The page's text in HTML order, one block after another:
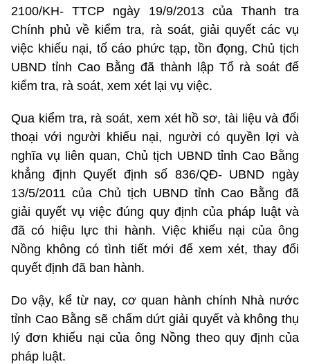
2100/KH- TTCP ngày 19/9/2013 của Thanh tra
Chính phủ về kiểm tra, rà soát, giải quyết các vụ
việc khiếu nại, tố cáo phức tạp, tồn đọng, Chủ tịch
UBND tỉnh Cao Bằng đã thành lập Tổ rà soát để
kiểm tra, rà soát, xem xét lại vụ việc.
Qua kiểm tra, rà soát, xem xét hồ sơ, tài liệu và đối
thoại với người khiếu nại, người có quyền lợi và
nghĩa vụ liên quan, Chủ tịch UBND tỉnh Cao Bằng
khẳng định Quyết định số 836/QĐ- UBND ngày
13/5/2011 của Chủ tịch UBND tỉnh Cao Bằng đã
giải quyết vụ việc đúng quy định của pháp luật và
đã có hiệu lực thi hành. Việc khiếu nại của ông
Nồng không có tình tiết mới để xem xét, thay đổi
quyết định đã ban hành.
Do vậy, kể từ nay, cơ quan hành chính Nhà nước
tỉnh Cao Bằng sẽ chấm dứt giải quyết và không thụ
lý đơn khiếu nại của ông Nồng theo quy định của
pháp luật.